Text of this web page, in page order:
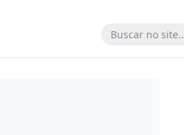
Buscar no site